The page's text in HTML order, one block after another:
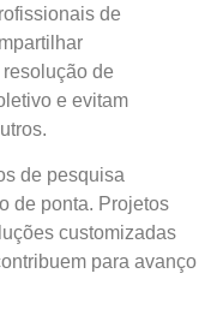
de
de
e evitam
de pesquisa
de ponta. Projetos
customizadas
para avanço